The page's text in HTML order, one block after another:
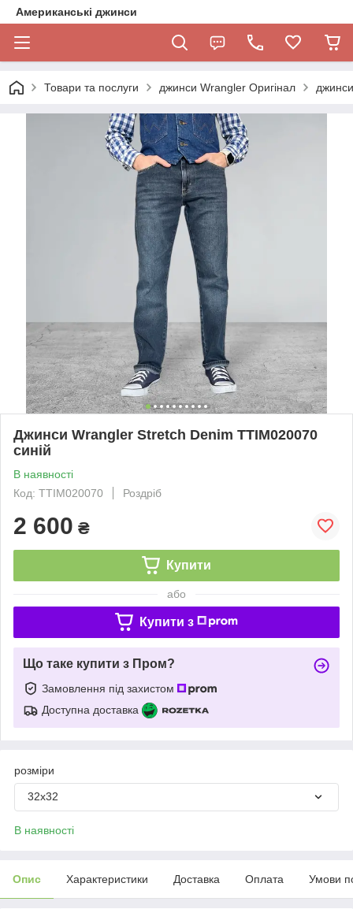
Американські джинси
Товари та послуги джинси Wrangler Оригінал
Джинси Wrangler Stretch Denim TTIM020070
синій
В наявності
Код: TTIM020070
Роздріб
2 600 ₴
Купити
або
Купити з
Що таке купити з Пром?
Замовлення під захистом
Доступна доставка
розміри
32х32
В наявності
Опис Характеристики Доставка Оплата Умови